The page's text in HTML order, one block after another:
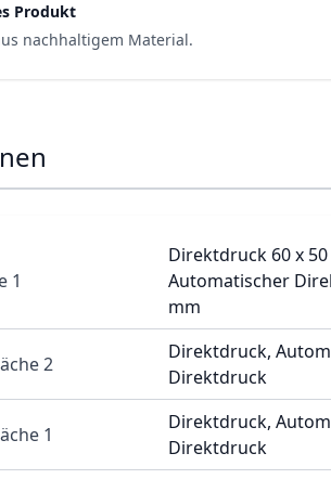
Produkt
nachhaltigem Material.
1
Direktdruck 60 x
Automatischer
mm
2
Direktdruck,
Direktdruck
1
Direktdruck,
Direktdruck